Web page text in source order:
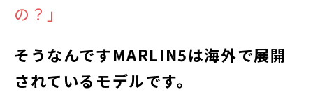
の？」
そうなんですMARLIN5は海外で展開
されているモデルです。